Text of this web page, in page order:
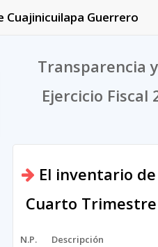
Cuajinicuilapa Guerrero
Transparencia
Ejercicio Fiscal
El inventario
Cuarto Trimestre
N.P. Descripción